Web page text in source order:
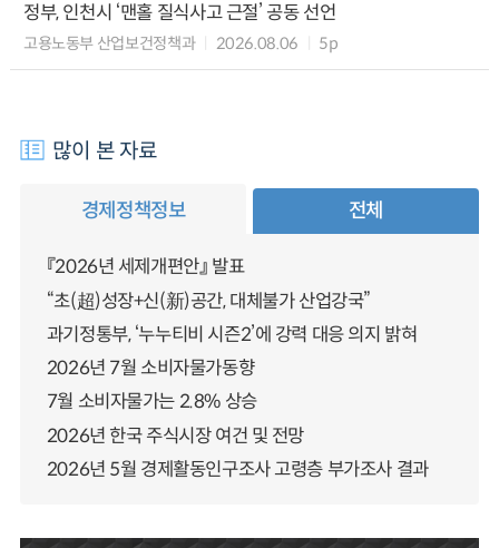
정부, 인천시 ‘맨홀 질식사고 근절’ 공동 선언
고용노동부 산업보건정책과 2026.08.06 5p
많이 본 자료
경제정책정보 전체
『2026년 세제개편안』 발표
“초(超)성장+신(新)공간, 대체불가 산업강국”
과기정통부, ‘누누티비 시즌2’에 강력 대응 의지 밝혀
2026년 7월 소비자물가동향
7월 소비자물가는 2.8% 상승
2026년 한국 주식시장 여건 및 전망
2026년 5월 경제활동인구조사 고령층 부가조사 결과